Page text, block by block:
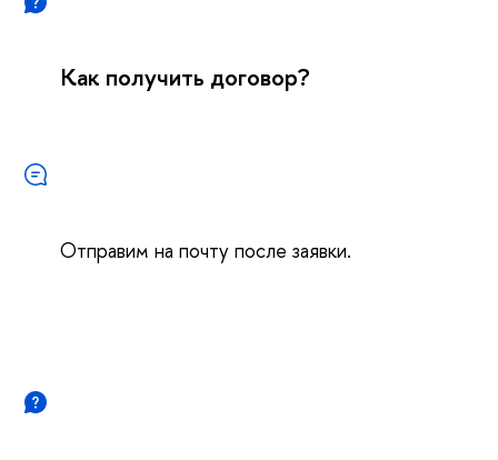
Как получить договор?
Отправим на почту после заявки.